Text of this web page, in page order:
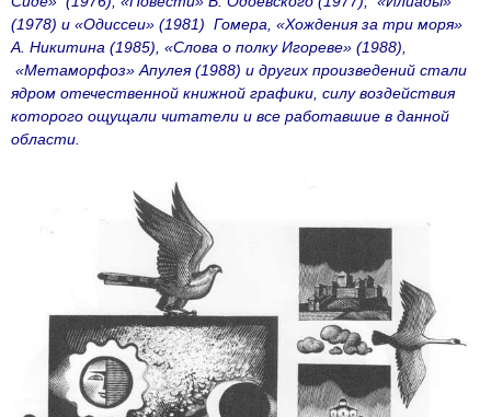
(1978) и «Одиссеи» (1981) Гомера, «Хождения за три моря»
А. Никитина (1985), «Слова о полку Игореве» (1988),
«Метаморфоз» Апулея (1988) и других произведений стали
ядром отечественной книжной графики, силу воздействия
которого ощущали читатели и все работавшие в данной
области.